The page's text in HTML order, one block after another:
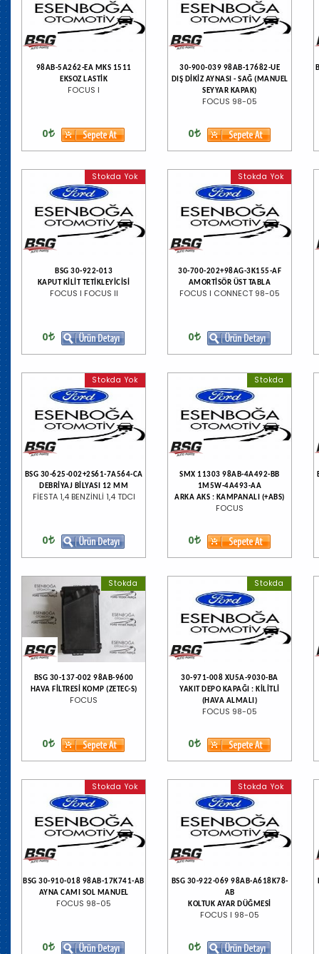
98AB-5A262-EA MKS 1511
EKSOZ LASTİK
FOCUS I
0
30-900-039 98AB-17682-UE
DIŞ DİKİZ AYNASI - SAĞ (MANUEL
SEYYAR KAPAK)
FOCUS 98-05
0
Stokda Yok
BSG 30-922-013
KAPUT KİLİT TETİKLEYİCİSİ
FOCUS I FOCUS II
0
Stokda Yok
30-700-202+98AG-3K155-AF
AMORTİSÖR ÜST TABLA
FOCUS I CONNECT 98-05
0
Stokda Yok
BSG 30-625-002+2S61-7A564-CA
DEBRİYAJ BİLYASI 12 MM
FİESTA 1,4 BENZİNLİ 1,4 TDCI
0
Stokda
SMX 11303 98AB-4A492-BB
1M5W-4A493-AA
ARKA AKS : KAMPANALI (+ABS)
FOCUS
0
Stokda
BSG 30-137-002 98AB-9600
HAVA FİLTRESİ KOMP (ZETEC-S)
FOCUS
0
Stokda
30-971-008 XU5A-9030-BA
YAKIT DEPO KAPAĞI : KİLİTLİ
(HAVA ALMALI)
FOCUS 98-05
0
Stokda Yok
BSG 30-910-018 98AB-17K741-AB
AYNA CAMI SOL MANUEL
FOCUS 98-05
0
Stokda Yok
BSG 30-922-069 98AB-A618K78-
AB
KOLTUK AYAR DÜĞMESİ
FOCUS I 98-05
0